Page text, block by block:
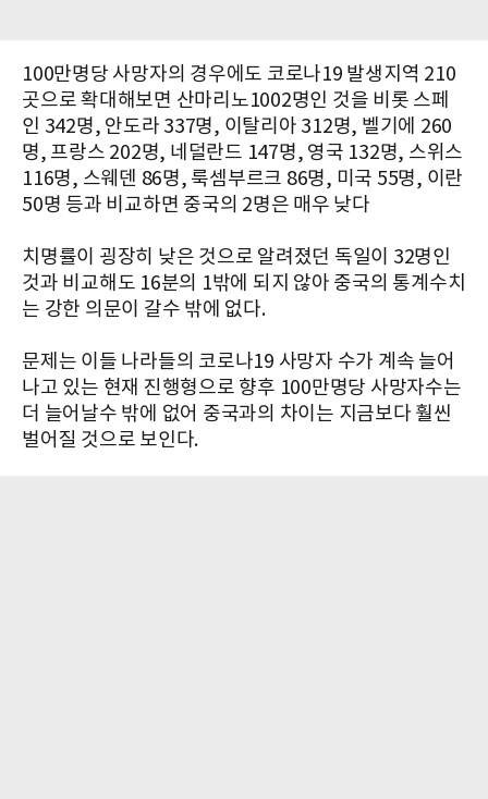
100만명당 사망자의 경우에도 코로나19 발생지역 210
곳으로 확대해보면 산마리노1002명인 것을 비롯 스페
인 342명, 안도라 337명, 이탈리아 312명, 벨기에 260
명, 프랑스 202명, 네덜란드 147명, 영국 132명, 스위스
116명, 스웨덴 86명, 룩셈부르크 86명, 미국 55명, 이란
50명 등과 비교하면 중국의 2명은 매우 낮다
치명률이 굉장히 낮은 것으로 알려졌던 독일이 32명인
것과 비교해도 16분의 1밖에 되지 않아 중국의 통계수치
는 강한 의문이 갈수 밖에 없다.
문제는 이들 나라들의 코로나19 사망자 수가 계속 늘어
나고 있는 현재 진행형으로 향후 100만명당 사망자수는
더 늘어날수 밖에 없어 중국과의 차이는 지금보다 훨씬
벌어질 것으로 보인다.